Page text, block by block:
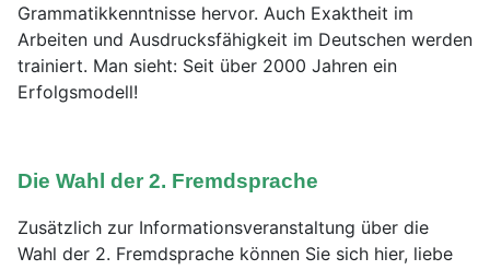
Grammatikkenntnisse hervor. Auch Exaktheit im
Arbeiten und Ausdrucksfähigkeit im Deutschen werden
trainiert. Man sieht: Seit über 2000 Jahren ein
Erfolgsmodell!
Die Wahl der 2. Fremdsprache
Zusätzlich zur Informationsveranstaltung über die
Wahl der 2. Fremdsprache können Sie sich hier, liebe